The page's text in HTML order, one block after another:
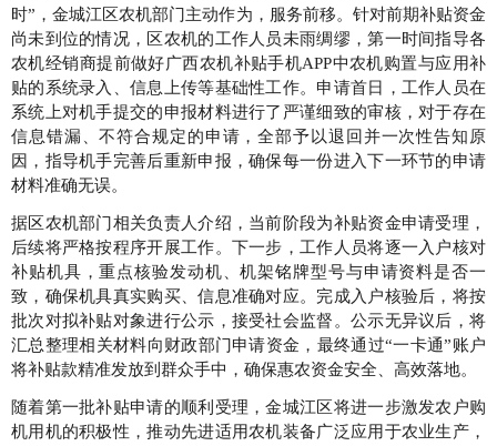
时”，金城江区农机部门主动作为，服务前移。针对前期补贴资金
尚未到位的情况，区农机的工作人员未雨绸缪，第一时间指导各
农机经销商提前做好广西农机补贴手机APP中农机购置与应用补
贴的系统录入、信息上传等基础性工作。申请首日，工作人员在
系统上对机手提交的申报材料进行了严谨细致的审核，对于存在
信息错漏、不符合规定的申请，全部予以退回并一次性告知原
因，指导机手完善后重新申报，确保每一份进入下一环节的申请
材料准确无误。
据区农机部门相关负责人介绍，当前阶段为补贴资金申请受理，
后续将严格按程序开展工作。下一步，工作人员将逐一入户核对
补贴机具，重点核验发动机、机架铭牌型号与申请资料是否一
致，确保机具真实购买、信息准确对应。完成入户核验后，将按
批次对拟补贴对象进行公示，接受社会监督。公示无异议后，将
汇总整理相关材料向财政部门申请资金，最终通过“一卡通”账户
将补贴款精准发放到群众手中，确保惠农资金安全、高效落地。
随着第一批补贴申请的顺利受理，金城江区将进一步激发农户购
机用机的积极性，推动先进适用农机装备广泛应用于农业生产，